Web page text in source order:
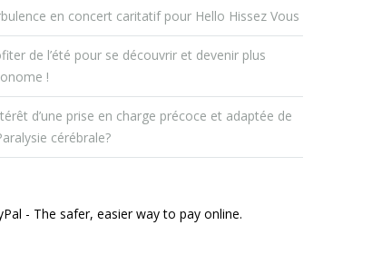
en concert caritatif pour Hello Hissez Vous
de l’été pour se découvrir et devenir plus
!
d’une prise en charge précoce et adaptée de
cérébrale?